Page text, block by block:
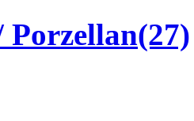
(27)